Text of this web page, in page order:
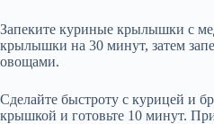
Запеките куриные крылышки с
крылышки на 30 минут, затем
овощами.
Сделайте быстроту с курицей и
крышкой и готовьте 10 минут.